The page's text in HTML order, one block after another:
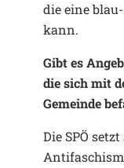
die eine
kann.
Gibt es
die sich mit
Gemeinde
Die SPÖ